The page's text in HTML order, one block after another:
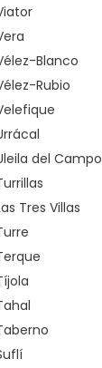
Blanco
Rubio
del Campo
Tres Villas